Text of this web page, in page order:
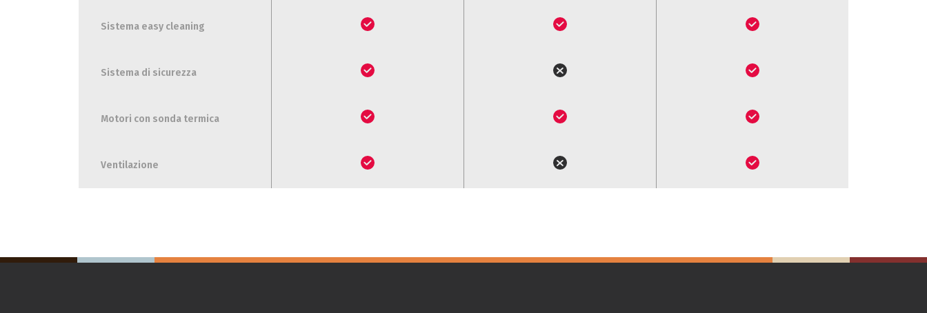
Sistema easy cleaning
Sistema di sicurezza
Motori con sonda termica
Ventilazione